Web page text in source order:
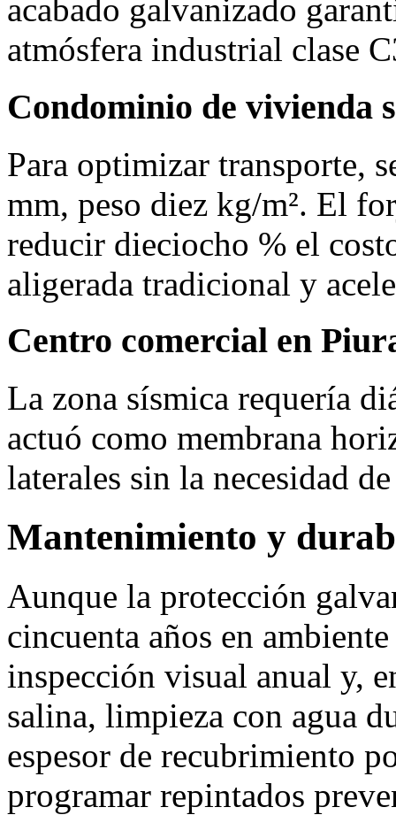
acabado galvanizado
atmósfera industrial clase
Condominio de vivienda
Para optimizar transporte,
mm, peso diez kg/m². El
reducir dieciocho % el
aligerada tradicional y
Centro comercial en
La zona sísmica requería
actuó como membrana
laterales sin la necesidad
Mantenimiento y
Aunque la protección
cincuenta años en
inspección visual anual y,
salina, limpieza con agua
espesor de recubrimiento
programar repintados